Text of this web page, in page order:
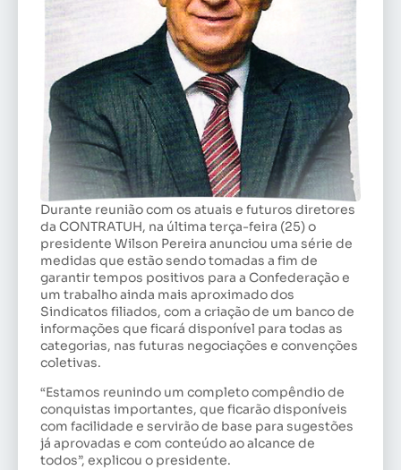
Durante reunião com os atuais e futuros diretores
da CONTRATUH, na última terça-feira (25) o
presidente Wilson Pereira anunciou uma série de
medidas que estão sendo tomadas a fim de
garantir tempos positivos para a Confederação e
um trabalho ainda mais aproximado dos
Sindicatos filiados, com a criação de um banco de
informações que ficará disponível para todas as
categorias, nas futuras negociações e convenções
coletivas.
“Estamos reunindo um completo compêndio de
conquistas importantes, que ficarão disponíveis
com facilidade e servirão de base para sugestões
já aprovadas e com conteúdo ao alcance de
todos”, explicou o presidente.